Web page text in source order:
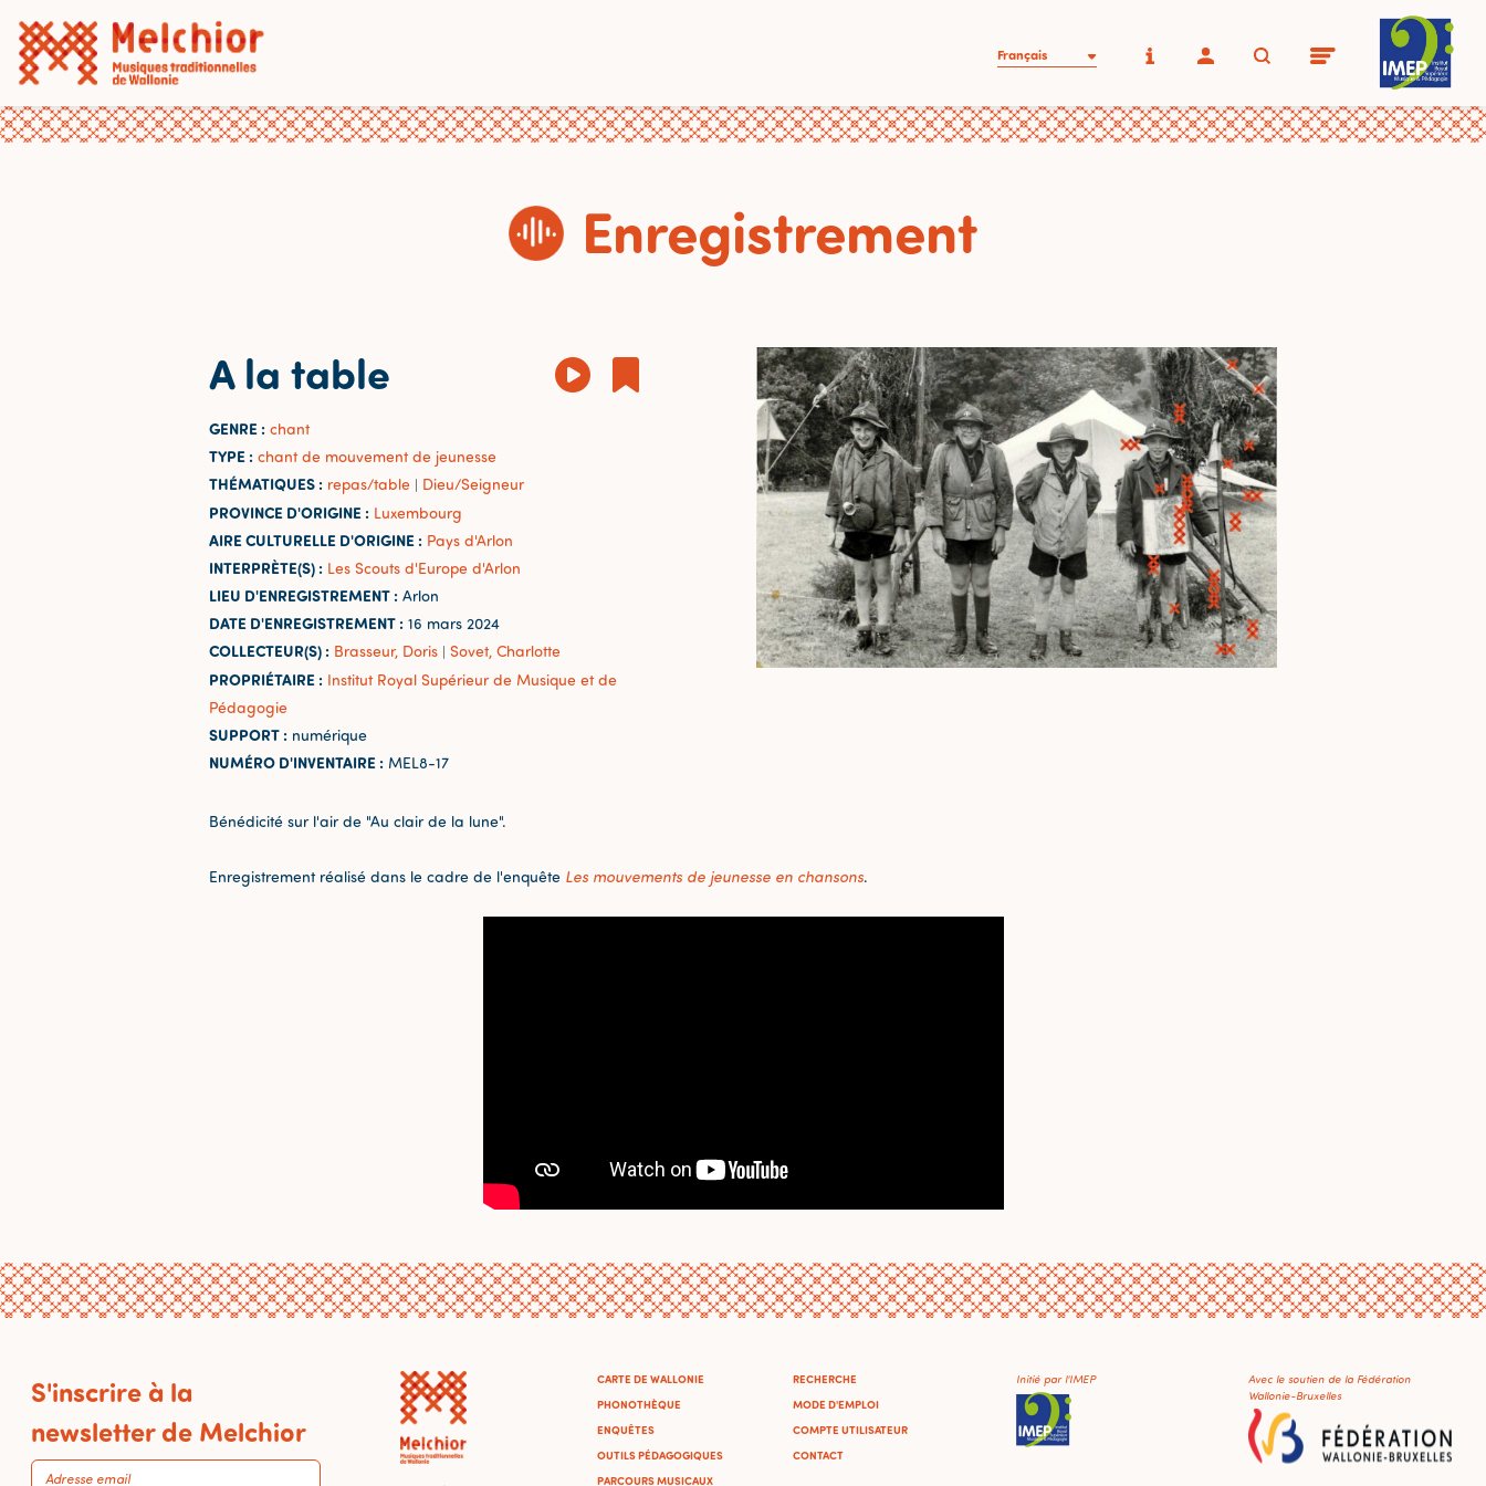
Français
Enregistrement
A la table
GENRE : chant
TYPE : chant de mouvement de jeunesse
THÉMATIQUES : repas/table | Dieu/Seigneur
PROVINCE D'ORIGINE : Luxembourg
AIRE CULTURELLE D'ORIGINE : Pays d'Arlon
INTERPRÈTE(S) : Les Scouts d'Europe d'Arlon
LIEU D'ENREGISTREMENT : Arlon
DATE D'ENREGISTREMENT : 16 mars 2024
COLLECTEUR(S) : Brasseur, Doris | Sovet, Charlotte
PROPRIÉTAIRE : Institut Royal Supérieur de Musique et de
Pédagogie
SUPPORT : numérique
NUMÉRO D'INVENTAIRE : MEL8-17
Bénédicité sur l'air de "Au clair de la lune".
Enregistrement réalisé dans le cadre de l'enquête Les mouvements de jeunesse en chansons.
S'inscrire à la
newsletter de Melchior
CARTE DE WALLONIE
PHONOTHÈQUE
ENQUÊTES
OUTILS PÉDAGOGIQUES
PARCOURS MUSICAUX
RECHERCHE
MODE D'EMPLOI
COMPTE UTILISATEUR
CONTACT
Initié par l'IMEP
Avec le soutien de la Fédération
Wallonie-Bruxelles